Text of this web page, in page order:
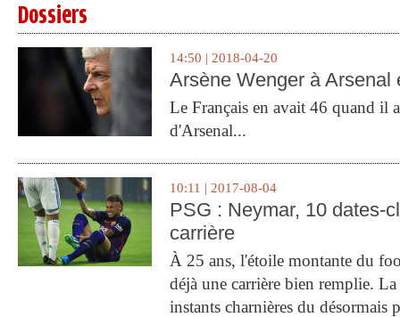
Dossiers
14:50 | 2018-04-20
Arsène Wenger à Arsenal
Le Français en avait 46 quand il
d'Arsenal...
10:11 | 2017-08-04
PSG : Neymar, 10 dates-
carrière
À 25 ans, l'étoile montante du
déjà une carrière bien remplie.
instants charnières du désormais